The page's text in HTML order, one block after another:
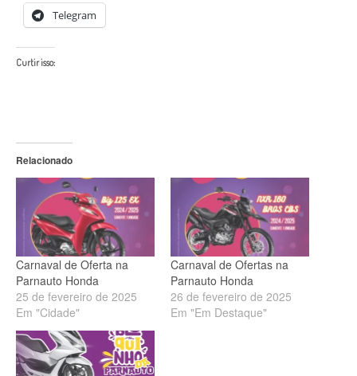
Telegram
Curtir isso:
Relacionado
Carnaval de Oferta na
Parnauto Honda
25 de fevereiro de 2025
Em "Cidade"
Carnaval de Ofertas na
Parnauto Honda
26 de fevereiro de 2025
Em "Em Destaque"